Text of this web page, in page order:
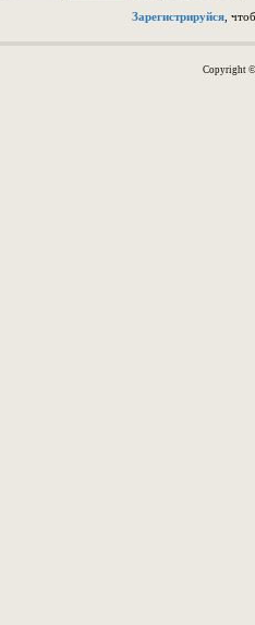
Зарегистрируйся,
Copyright